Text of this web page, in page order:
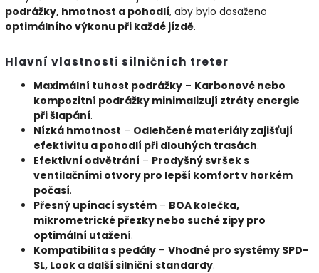
podrážky, hmotnost a pohodlí, aby bylo dosaženo
optimálního výkonu při každé jízdě.
Hlavní vlastnosti silničních treter
Maximální tuhost podrážky – Karbonové nebo
kompozitní podrážky minimalizují ztráty energie
při šlapání.
Nízká hmotnost – Odlehčené materiály zajišťují
efektivitu a pohodlí při dlouhých trasách.
Efektivní odvětrání – Prodyšný svršek s
ventilačními otvory pro lepší komfort v horkém
počasí.
Přesný upínací systém – BOA kolečka,
mikrometrické přezky nebo suché zipy pro
optimální utažení.
Kompatibilita s pedály – Vhodné pro systémy SPD-
SL, Look a další silniční standardy.